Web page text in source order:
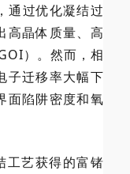
通过优化凝结过
高晶体质量、高
）。然而，相
子迁移率大幅下
面陷阱密度和氧
工艺获得的富锗